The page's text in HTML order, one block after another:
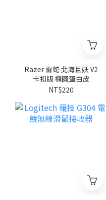
Razer 雷蛇 北海巨妖 V2
卡扣版 橢圓蛋白皮
NT$220